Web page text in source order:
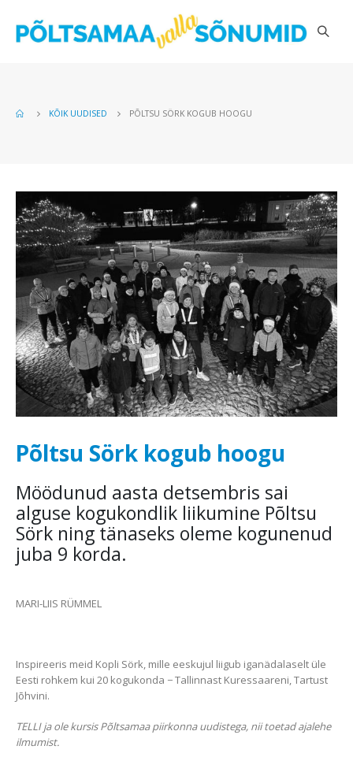
KÕIK UUDISED PÕLTSU SÖRK KOGUB HOOGU
Põltsu Sörk kogub hoogu
Möödunud aasta detsembris sai
alguse kogukondlik liikumine Põltsu
Sörk ning tänaseks oleme kogunenud
juba 9 korda.
MARI-LIIS RÜMMEL
Inspireeris meid Kopli Sörk, mille eeskujul liigub iganädalaselt üle
Eesti rohkem kui 20 kogukonda − Tallinnast Kuressaareni, Tartust
Jõhvini.
TELLI ja ole kursis Põltsamaa piirkonna uudistega, nii toetad ajalehe
ilmumist.